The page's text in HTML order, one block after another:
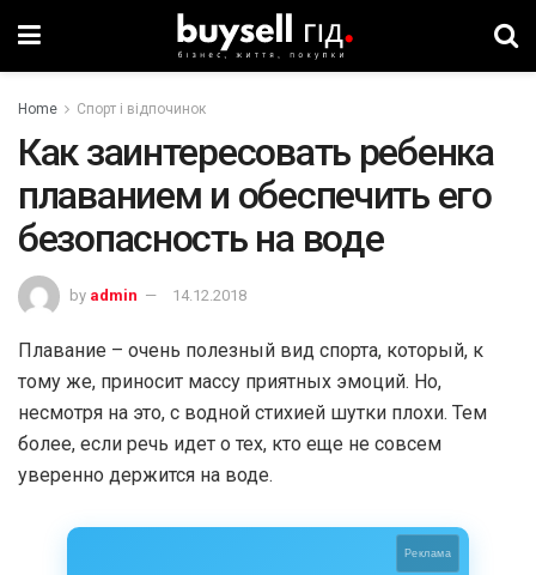
Home Спорт і відпочинок
Как заинтересовать ребенка
плаванием и обеспечить его
безопасность на воде
by admin 14.12.2018
Плавание – очень полезный вид спорта, который, к
тому же, приносит массу приятных эмоций. Но,
несмотря на это, с водной стихией шутки плохи. Тем
более, если речь идет о тех, кто еще не совсем
уверенно держится на воде.
Реклама